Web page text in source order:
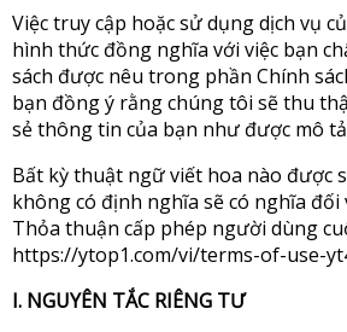
Việc truy cập hoặc sử dụng dịch vụ
hình thức đồng nghĩa với việc bạn
sách được nêu trong phần Chính
bạn đồng ý rằng chúng tôi sẽ thu
sẻ thông tin của bạn như được mô
Bất kỳ thuật ngữ viết hoa nào được
không có định nghĩa sẽ có nghĩa
Thỏa thuận cấp phép người dùng
https://ytop1.com/vi/terms-of-use-
I. NGUYÊN TẮC RIÊNG TƯ